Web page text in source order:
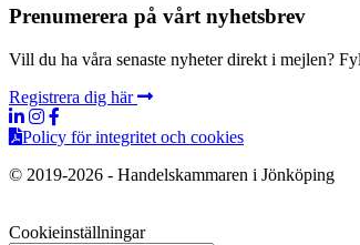
Prenumerera på vårt nyhetsbrev
Vill du ha våra senaste nyheter direkt i mejlen?
Registrera dig här
Policy för integritet och cookies
© 2019-2026 - Handelskammaren i Jönköping
Cookieinställningar